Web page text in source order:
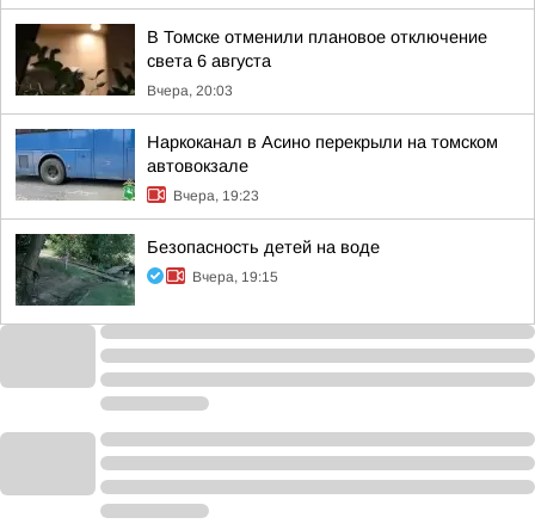
В Томске отменили плановое отключение
света 6 августа
Вчера, 20:03
Наркоканал в Асино перекрыли на томском
автовокзале
Вчера, 19:23
Безопасность детей на воде
Вчера, 19:15